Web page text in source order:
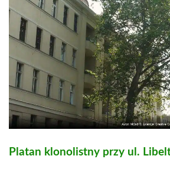
Platan klonolistny przy ul.